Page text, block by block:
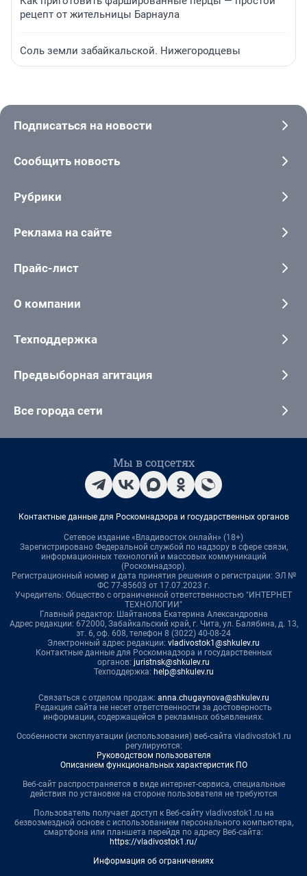
рецепт от жительницы Барнаула
Соль земли забайкальской. Нижегородцевы
Подписаться на новости
Сообщить новость
Рубрики
Реклама на сайте
Прайс-лист
О компании
Техподдержка
Предвыборная агитация
Все города сети
Мы в соцсетях
Контактные данные для Роскомнадзора и государственных органов
Сетевое издание «Владивосток онлайн» (18+)
Зарегистрировано Федеральной службой по надзору в сфере связи,
информационных технологий и массовых коммуникаций
(Роскомнадзор).
Регистрационный номер и дата принятия решения о регистрации: ЭЛ №
ФС 77-85603 от 17.07.2023 г.
Учредитель: Общество с ограниченной ответственностью "ИНТЕРНЕТ
ТЕХНОЛОГИИ"
Главный редактор: Шайтанова Екатерина Александровна
Адрес редакции: 672000, Забайкальский край, г. Чита, ул. Балябина, д. 13,
эт. 6, оф. 608, телефон 8 (3022) 40-08-24
Электронный адрес редакции: vladivostok1@shkulev.ru
Контактные данные для Роскомнадзора и государственных
органов: juristnsk@shkulev.ru
Техподдержка: help@shkulev.ru
Связаться с отделом продаж: anna.chugaynova@shkulev.ru
Редакция сайта не несет ответственности за достоверность
информации, содержащейся в рекламных объявлениях.
Особенности эксплуатации (использования) веб-сайта vladivostok1.ru
регулируются:
Руководством пользователя
Описанием функциональных характеристик ПО
Веб-сайт распространяется в виде интернет-сервиса, специальные
действия по установке на стороне пользователя не требуются
Пользователь получает доступ к Веб-сайту vladivostok1.ru на
безвозмездной основе с использованием персонального компьютера,
смартфона или планшета перейдя по адресу Веб-сайта:
https://vladivostok1.ru/
Информация об ограничениях